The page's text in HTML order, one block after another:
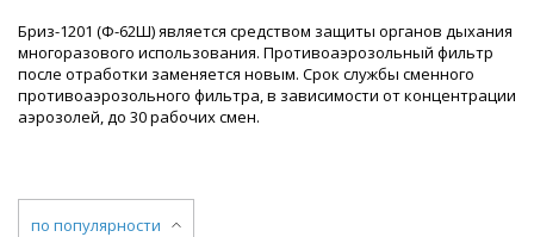
Бриз-1201 (Ф-62Ш) является средством защиты органов дыхания
многоразового использования. Противоаэрозольный фильтр
после отработки заменяется новым. Срок службы сменного
противоаэрозольного фильтра, в зависимости от концентрации
аэрозолей, до 30 рабочих смен.
по популярности